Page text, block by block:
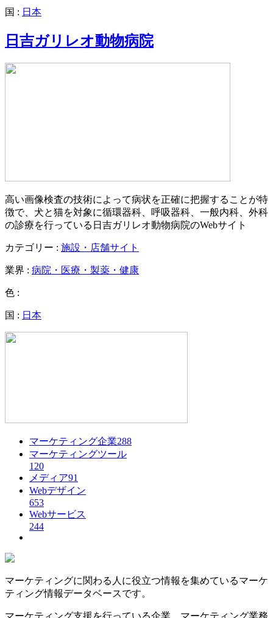
国 : 日本
日吉ガリレオ動物病院
高い画像検査の技術によって病状を正確に把握することが特
徴で、犬と猫を対象に循環器科、呼吸器科、一般内科、外科
の診療を行っている日吉ガリレオ動物病院のWebサイト
カテゴリー : 施設・店舗サイト
業界 : 病院・医療・製薬・健康
色 :
国 : 日本
マーケティング企業288
マーケティングツール
120
メディア91
Webデザイン
653
Webサービス
244
マーケティングに関わる人に役立つ情報を集めているマーケ
ティング情報データベースです。
マーケティング支援を行っている企業、マーケティング業務